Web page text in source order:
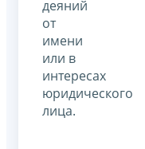
деяний
от
имени
или в
интересах
юридического
лица.